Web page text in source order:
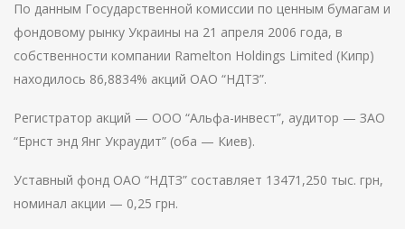
По данным Государственной комиссии по ценным бумагам и
фондовому рынку Украины на 21 апреля 2006 года, в
собственности компании Ramelton Holdings Limited (Кипр)
находилось 86,8834% акций ОАО “НДТЗ”.
Регистратор акций — ООО “Альфа-инвест”, аудитор — ЗАО
“Ернст энд Янг Украудит” (оба — Киев).
Уставный фонд ОАО “НДТЗ” составляет 13471,250 тыс. грн,
номинал акции — 0,25 грн.